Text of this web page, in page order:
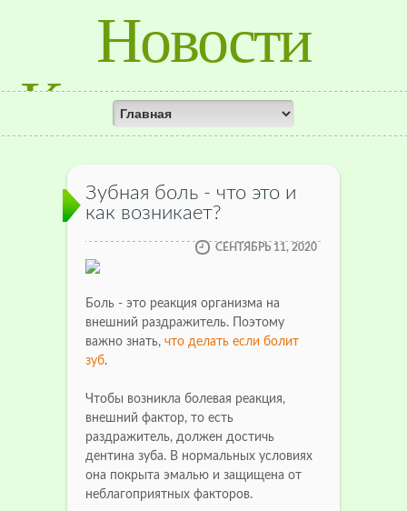
Новости
Красноярского
Края
Зубная боль - что это и
как возникает?
СЕНТЯБРЬ 11, 2020
Боль - это реакция организма на
внешний раздражитель. Поэтому
важно знать, что делать если болит
зуб.
Чтобы возникла болевая реакция,
внешний фактор, то есть
раздражитель, должен достичь
дентина зуба. В нормальных условиях
она покрыта эмалью и защищена от
неблагоприятных факторов.